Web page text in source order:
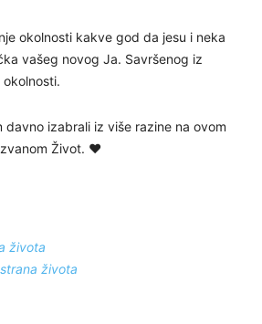
okolnosti kakve god da jesu i neka
vašeg novog Ja. Savršenog iz
okolnosti.
davno izabrali iz više razine na ovom
Život. ❤️
života
života